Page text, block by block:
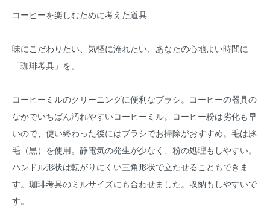
コーヒーを楽しむために考えた道具
味にこだわりたい、気軽に淹れたい、あなたの心地よい時間に
「珈琲考具」を。
コーヒーミルのクリーニングに便利なブラシ。コーヒーの器具の
なかでいちばん汚れやすいコーヒーミル。コーヒー粉は劣化も早
いので、使い終わった後にはブラシでお掃除がおすすめ。毛は豚
毛（黒）を使用。静電気の発生が少なく、粉の処理もしやすい。
ハンドル形状は転がりにくい三角形状で立たせることもできま
す。珈琲考具のミルサイズにも合わせました。収納もしやすいで
す。